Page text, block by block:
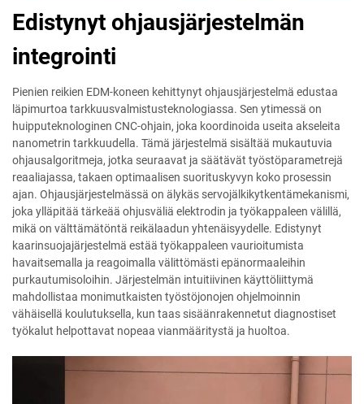
Edistynyt ohjausjärjestelmän
integrointi
Pienien reikien EDM-koneen kehittynyt ohjausjärjestelmä edustaa
läpimurtoa tarkkuusvalmistusteknologiassa. Sen ytimessä on
huipputeknologinen CNC-ohjain, joka koordinoida useita akseleita
nanometrin tarkkuudella. Tämä järjestelmä sisältää mukautuvia
ohjausalgoritmeja, jotka seuraavat ja säätävät työstöparametrejä
reaaliajassa, takaen optimaalisen suorituskyvyn koko prosessin
ajan. Ohjausjärjestelmässä on älykäs servojälkikytkentämekanismi,
joka ylläpitää tärkeää ohjusväliä elektrodin ja työkappaleen välillä,
mikä on välttämätöntä reikälaadun yhtenäisyydelle. Edistynyt
kaarinsuojajärjestelmä estää työkappaleen vaurioitumista
havaitsemalla ja reagoimalla välittömästi epänormaaleihin
purkautumisoloihin. Järjestelmän intuitiivinen käyttöliittymä
mahdollistaa monimutkaisten työstöjonojen ohjelmoinnin
vähäisellä koulutuksella, kun taas sisäänrakennetut diagnostiset
työkalut helpottavat nopeaa vianmääritystä ja huoltoa.